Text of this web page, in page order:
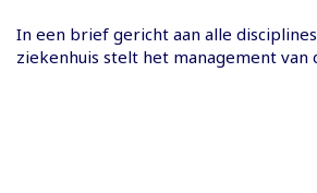
In een brief gericht aan alle
ziekenhuis stelt het management van